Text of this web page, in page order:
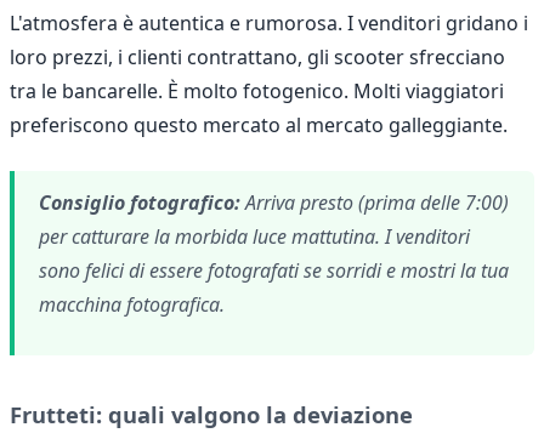
L'atmosfera è autentica e rumorosa. I venditori gridano i
loro prezzi, i clienti contrattano, gli scooter sfrecciano
tra le bancarelle. È molto fotogenico. Molti viaggiatori
preferiscono questo mercato al mercato galleggiante.
Consiglio fotografico:Arriva presto (prima delle 7:00)
per catturare la morbida luce mattutina. I venditori
sono felici di essere fotografati se sorridi e mostri la tua
macchina fotografica.
Frutteti: quali valgono la deviazione